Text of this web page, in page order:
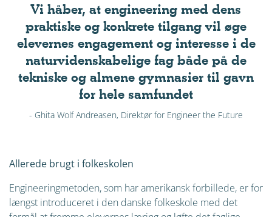
Vi håber, at engineering med dens
praktiske og konkrete tilgang vil øge
elevernes engagement og interesse i de
naturvidenskabelige fag både på de
tekniske og almene gymnasier til gavn
for hele samfundet
- Ghita Wolf Andreasen, Direktør for Engineer the Future
Allerede brugt i folkeskolen
Engineeringmetoden, som har amerikansk forbillede, er for
længst introduceret i den danske folkeskole med det